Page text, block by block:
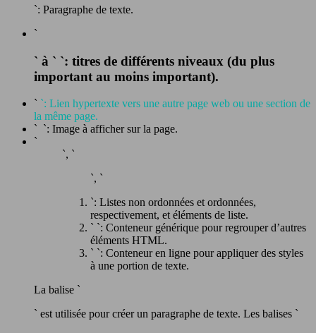
`: Paragraphe de texte.
`
` à ` `: titres de différents niveaux (du plus
important au moins important).
` `: Lien hypertexte vers une autre page web ou une section de
la même page.
` `: Image à afficher sur la page.
`
`, `
`, `
`: Listes non ordonnées et ordonnées,
respectivement, et éléments de liste.
` `: Conteneur générique pour regrouper d’autres
éléments HTML.
` `: Conteneur en ligne pour appliquer des styles
à une portion de texte.
La balise `
` est utilisée pour créer un paragraphe de texte. Les balises `